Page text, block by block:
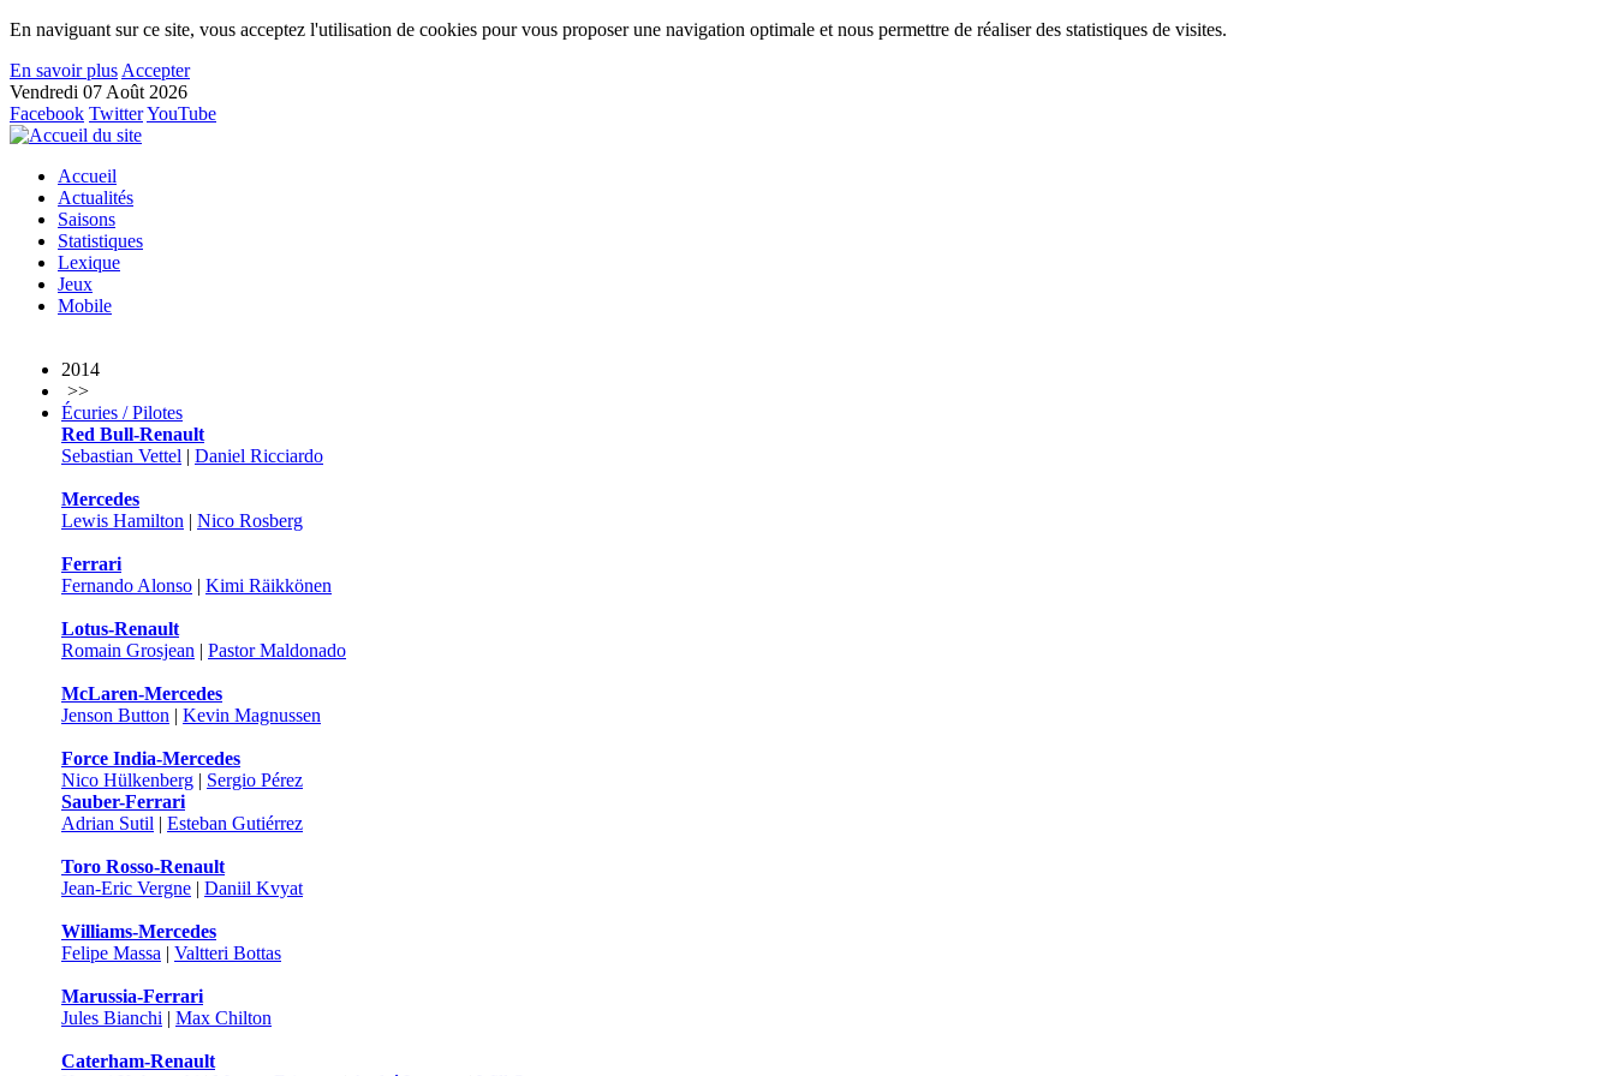
En naviguant sur ce site, vous acceptez l'utilisation de cookies pour vous proposer une navigation optimale et nous permettre de réaliser des statistiques de visites.
En savoir plus Accepter
Vendredi 07 Août 2026
Facebook TwitterYouTube
Accueil
Actualités
Saisons
Statistiques
Lexique
Jeux
Mobile
2014
>>
Écuries / Pilotes
Red Bull-Renault
Sebastian Vettel | Daniel Ricciardo
Mercedes
Lewis Hamilton | Nico Rosberg
Ferrari
Fernando Alonso | Kimi Räikkönen
Lotus-Renault
Romain Grosjean | Pastor Maldonado
McLaren-Mercedes
Jenson Button | Kevin Magnussen
Force India-Mercedes
Nico Hülkenberg | Sergio Pérez
Sauber-Ferrari
Adrian Sutil | Esteban Gutiérrez
Toro Rosso-Renault
Jean-Eric Vergne | Daniil Kvyat
Williams-Mercedes
Felipe Massa | Valtteri Bottas
Marussia-Ferrari
Jules Bianchi | Max Chilton
Caterham-Renault